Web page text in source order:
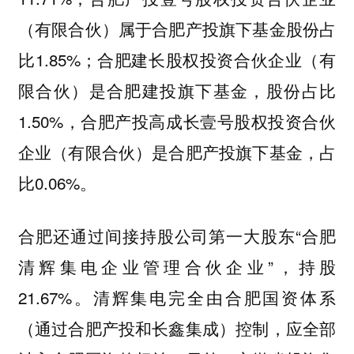
（有限合伙）属于合肥产投旗下基金股份占
比1.85%；合肥建长股权投资合伙企业（有
限合伙）是合肥建投旗下基金，股份占比
1.50%，合肥产投高成长壹号股权投资合伙
企业（有限合伙）是合肥产投旗下基金，占
比0.06%。
合肥还通过间接持股公司第一大股东“合肥
清辉集电企业管理合伙企业”，持股
21.67%。清辉集电完全由合肥国资体系
（通过合肥产投和长鑫集成）控制，应全部